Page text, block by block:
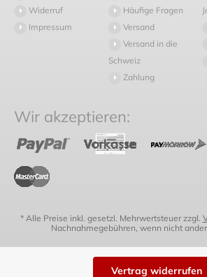
Widerruf
Impressum
Häufige Fragen
Versand
Versand in die
Schweiz
Zahlung
Wir akzeptieren:
* Alle Preise inkl. gesetzl. Mehrwertsteuer zzgl.
Nachnahmegebühren, wenn nicht
Vertrag widerrufen